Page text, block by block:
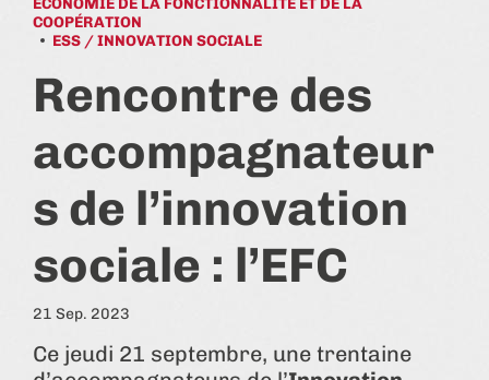
COOPÉRATION
ESS / INNOVATION SOCIALE
Rencontre des
accompagnateur
s de l’innovation
sociale : l’EFC
21 Sep. 2023
Ce jeudi 21 septembre, une trentaine